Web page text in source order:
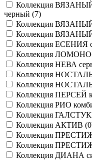
Коллекция
черный (7)
Коллекция
Коллекция
Коллекция ЕСЕНИЯ
Коллекция
Коллекция НЕВА
Коллекция
Коллекция
Коллекция ПЕРСЕЙ
Коллекция РИО
Коллекция
Коллекция АКТИВ (0
Коллекция
Коллекция
Коллекция ДИАНА